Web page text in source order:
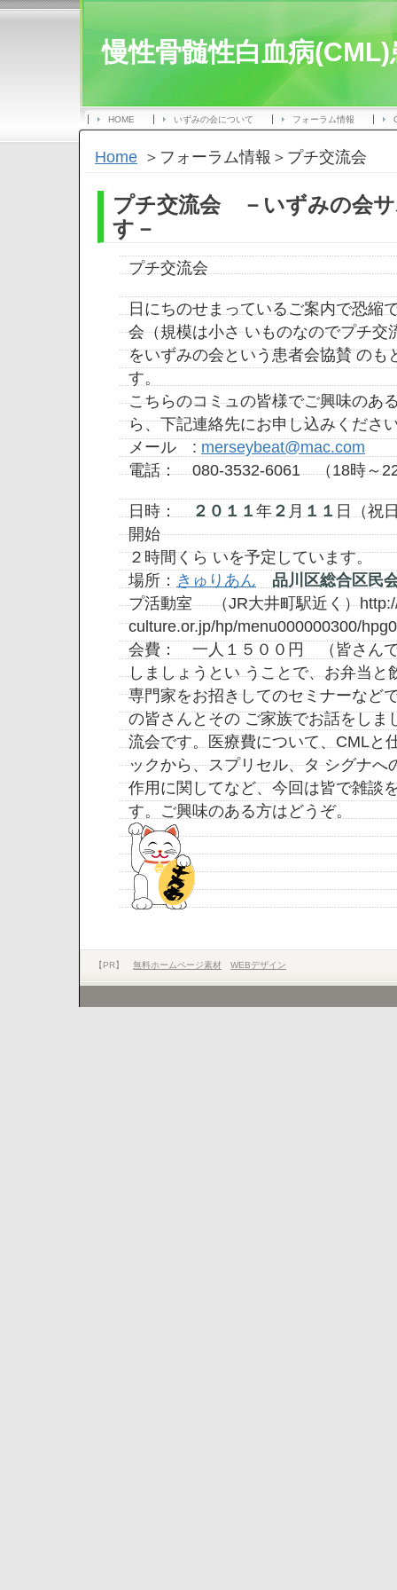
慢性骨髄性白血病
HOME いずみの会について フォーラム情報
Home ＞フォーラム情報＞プチ交流会
プチ交流会 －いずみの会
す－
プチ交流会
日にちのせまっているご案内で恐縮
会（規模は小さ いものなのでプチ交
をいずみの会という患者会協賛 のも
す。
こちらのコミュの皆様でご興味のあ
ら、下記連絡先にお申し込みくださ
メール : merseybeat@mac.com
電話： 080-3532-6061 （18時～
日時： ２０１１年２ 月 １１ 日（祝
開始
２時間くら いを予定しています。
場所： きゅりあん
品川区総合区民
プ活動室 （JR大井町駅近く）
culture.or.jp/hp/menu000000300/
会費： 一人１５００円 （皆さん
しましょうとい うことで、お弁当と
専門家をお招きしてのセミナーなど
の皆さんとその ご家族でお話をしま
流会です。医療費について、CMLと
ックから、スプリセル、タ シグナへ
作用に関してなど、今回は皆で雑談
す。ご興味のある方はどうぞ。
【PR】 無料ホームページ素材 WEBデザイン